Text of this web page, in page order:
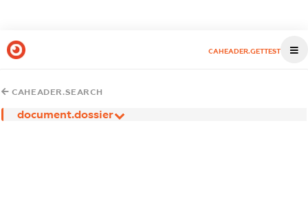
CAHEADER.GETTEST
CAHEADER.SEARCH
document.dossier